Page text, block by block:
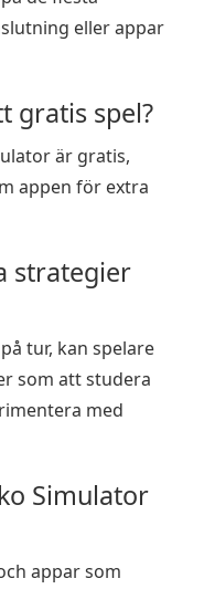
eller appar
gratis spel?
är gratis,
appen för extra
strategier
tur, kan spelare
som att studera
med
Simulator
appar som